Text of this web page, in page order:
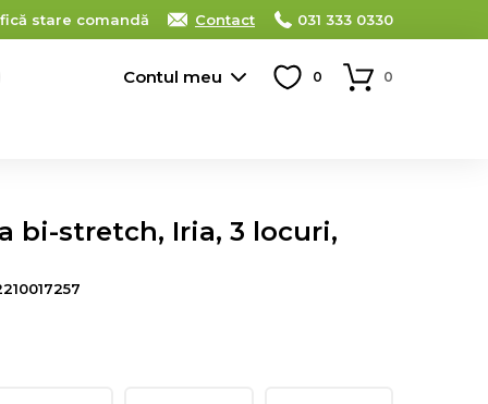
stare comandă Contact 031 333 0330
Contul meu 0 0
bi-stretch, Iria, 3 locuri,